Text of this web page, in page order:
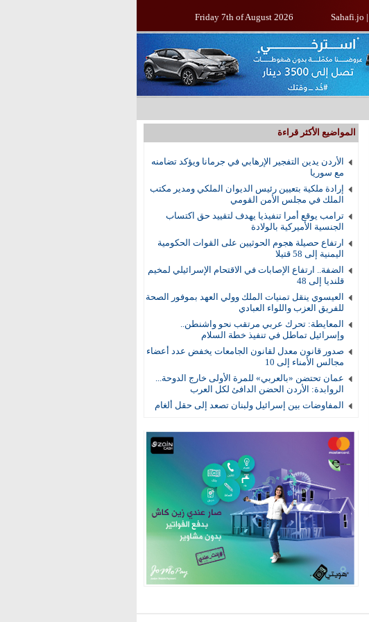
Friday 7th of August 2026 Sahafi.jo |
المواضيع الأكثر قراءة
الأردن يدين التفجير الإرهابي في جرمانا ويؤكد تضامنه
مع سوريا
إرادة ملكية بتعيين رئيس الديوان الملكي ومدير مكتب
الملك في مجلس الأمن القومي
ترامب يوقع أمرا تنفيذيا يهدف لتقييد حق اكتساب
الجنسية الأميركية بالولادة
ارتفاع حصيلة هجوم الحوثيين على القوات الحكومية
اليمنية إلى 58 قتيلا
الضفة.. ارتفاع الإصابات في الاقتحام الإسرائيلي لمخيم
قلنديا إلى 48
العيسوي ينقل تمنيات الملك وولي العهد بموفور الصحة
للفريق العزب واللواء العبادي
المعايطة: تحرك عربي مرتقب نحو واشنطن..
وإسرائيل تماطل في تنفيذ خطة السلام
صدور قانون معدل لقانون الجامعات يخفض عدد أعضاء
مجالس الأمناء إلى 10
عمان تحتضن «بالعربي» للمرة الأولى خارج الدوحة...
الروابدة: الأردن الحضن الدافئ لكل العرب
المفاوضات بين إسرائيل ولبنان تصعد إلى حقل ألغام